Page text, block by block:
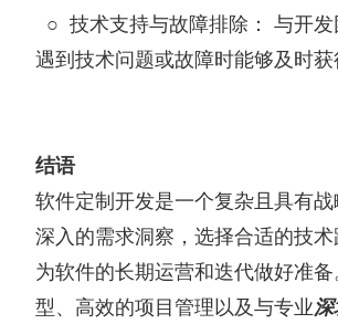
○ 技术支持与故障排除： 与开
遇到技术问题或故障时能够及时获
结语
软件定制开发是一个复杂且具有
深入的需求洞察，选择合适的技
为软件的长期运营和迭代做好准
型、高效的项目管理以及与专业深